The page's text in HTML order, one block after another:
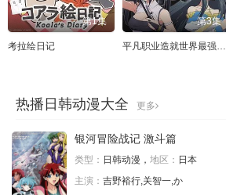
第1集
考拉绘日记
第3集
平凡职业造就世界最强第二季（OVA）
热播日韩动漫大全 更多
银河冒险战记 激斗篇
类型： 日韩动漫， 地区： 日本
主演： 吉野裕行,关智一,か